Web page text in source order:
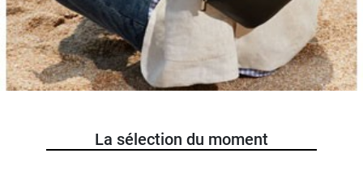
La sélection du moment